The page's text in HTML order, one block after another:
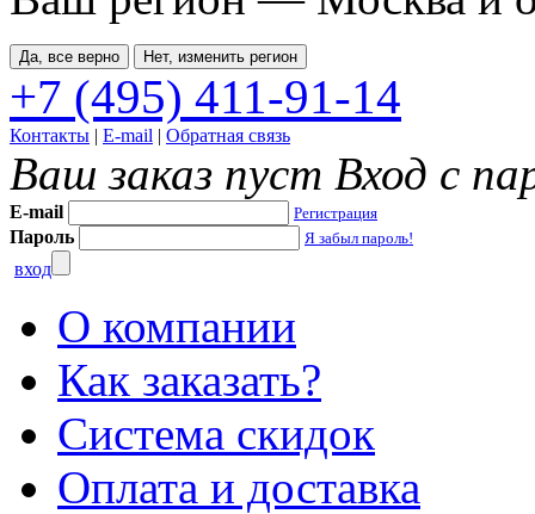
Да, все верно Нет, изменить регион
+7 (495) 411-91-14
Контакты | E-mail | Обратная связь
Ваш заказ пуст Вход с
E-mail Регистрация
Пароль Я забыл пароль!
вход
О компании
Как заказать?
Система скидок
Оплата и доставка